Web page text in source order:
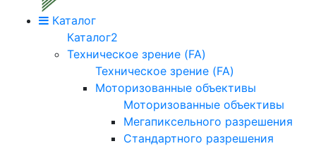
Каталог
Каталог2
Техническое зрение (FA)
Техническое зрение (FA)
Моторизованные объективы
Моторизованные объективы
Мегапиксельного разрешения
Стандартного разрешения